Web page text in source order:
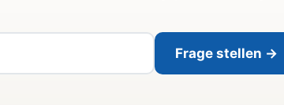
Frage stellen →